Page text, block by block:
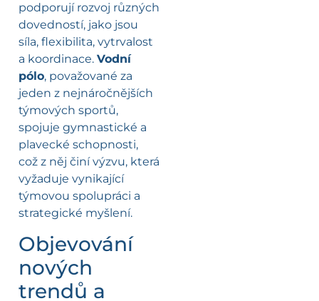
podporují rozvoj různých
dovedností, jako jsou
síla, flexibilita, vytrvalost
a koordinace. Vodní
pólo, považované za
jeden z nejnáročnějších
týmových sportů,
spojuje gymnastické a
plavecké schopnosti,
což z něj činí výzvu, která
vyžaduje vynikající
týmovou spolupráci a
strategické myšlení.
Objevování
nových
trendů a